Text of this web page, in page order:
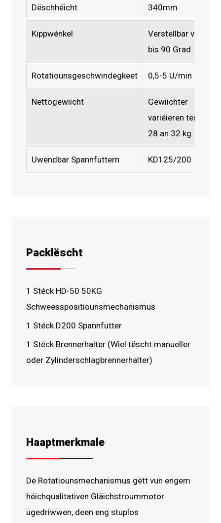
Dëschhéicht 340mm
Kippwénkel
Verstellbar vun 0
bis 90 Grad
Rotatiounsgeschwindegkeet 0,5-5 U/min
Nettogewiicht
Gewiichter
variéieren tëscht
28 an 32 kg
Uwendbar Spannfuttern KD125/200
Packlëscht
1 Stéck HD-50 50KG
Schweesspositiounsmechanismus
1 Stéck D200 Spannfutter
1 Stéck Brennerhalter (Wiel tëscht manueller
oder Zylinderschlagbrennerhalter)
Haaptmerkmale
De Rotatiounsmechanismus gëtt vun engem
héichqualitativen Gläichstroummotor
ugedriwwen, deen eng stuplos